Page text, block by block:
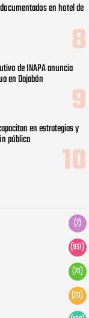
en hotel de
de INAPA anuncia
en Dajabón
en estrategias y
pública
(7)
(951)
(70)
(20)